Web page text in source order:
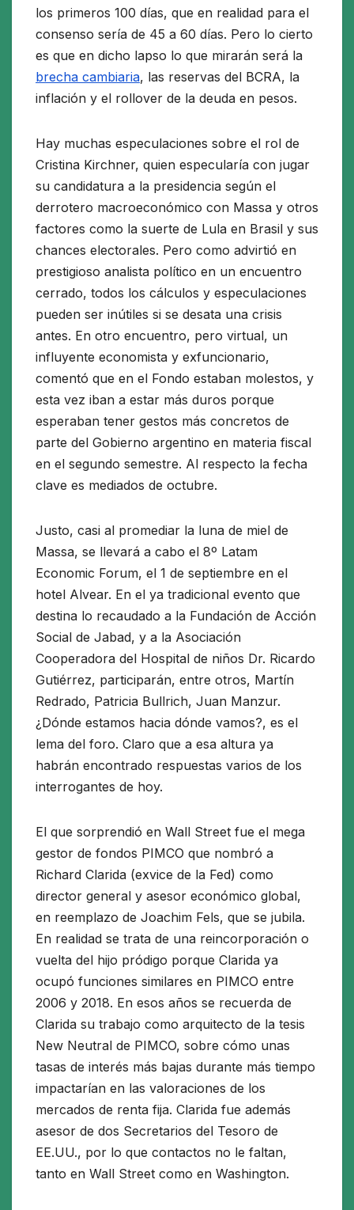
los primeros 100 días, que en realidad para el
consenso sería de 45 a 60 días. Pero lo cierto
es que en dicho lapso lo que mirarán será la
brecha cambiaria, las reservas del BCRA, la
inflación y el rollover de la deuda en pesos.
Hay muchas especulaciones sobre el rol de
Cristina Kirchner, quien especularía con jugar
su candidatura a la presidencia según el
derrotero macroeconómico con Massa y otros
factores como la suerte de Lula en Brasil y sus
chances electorales. Pero como advirtió en
prestigioso analista político en un encuentro
cerrado, todos los cálculos y especulaciones
pueden ser inútiles si se desata una crisis
antes. En otro encuentro, pero virtual, un
influyente economista y exfuncionario,
comentó que en el Fondo estaban molestos, y
esta vez iban a estar más duros porque
esperaban tener gestos más concretos de
parte del Gobierno argentino en materia fiscal
en el segundo semestre. Al respecto la fecha
clave es mediados de octubre.
Justo, casi al promediar la luna de miel de
Massa, se llevará a cabo el 8º Latam
Economic Forum, el 1 de septiembre en el
hotel Alvear. En el ya tradicional evento que
destina lo recaudado a la Fundación de Acción
Social de Jabad, y a la Asociación
Cooperadora del Hospital de niños Dr. Ricardo
Gutiérrez, participarán, entre otros, Martín
Redrado, Patricia Bullrich, Juan Manzur.
¿Dónde estamos hacia dónde vamos?, es el
lema del foro. Claro que a esa altura ya
habrán encontrado respuestas varios de los
interrogantes de hoy.
El que sorprendió en Wall Street fue el mega
gestor de fondos PIMCO que nombró a
Richard Clarida (exvice de la Fed) como
director general y asesor económico global,
en reemplazo de Joachim Fels, que se jubila.
En realidad se trata de una reincorporación o
vuelta del hijo pródigo porque Clarida ya
ocupó funciones similares en PIMCO entre
2006 y 2018. En esos años se recuerda de
Clarida su trabajo como arquitecto de la tesis
New Neutral de PIMCO, sobre cómo unas
tasas de interés más bajas durante más tiempo
impactarían en las valoraciones de los
mercados de renta fija. Clarida fue además
asesor de dos Secretarios del Tesoro de
EE.UU., por lo que contactos no le faltan,
tanto en Wall Street como en Washington.